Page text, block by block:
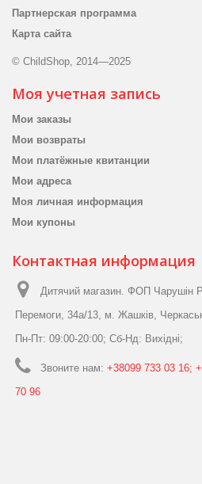
Партнерская программа
Карта сайта
© ChildShop, 2014—2025
Моя учетная запись
Мои заказы
Мои возвраты
Мои платёжные квитанции
Мои адреса
Моя личная информация
Мои купоны
Контактная информация
Дитячий магазин. ФОП Чарушін
Перемоги, 34а/13, м. Жашків,
Пн-Пт: 09:00-20:00; Сб-Нд: Вихідні;
Звоните нам: +38099 733 03 16;
70 96